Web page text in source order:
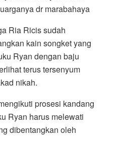
dr marabahaya
Ria Ricis sudah
kain songket yang
Ryan dengan baju
terus tersenyum
nikah.
prosesi kandang
Ryan harus melewati
dibentangkan oleh